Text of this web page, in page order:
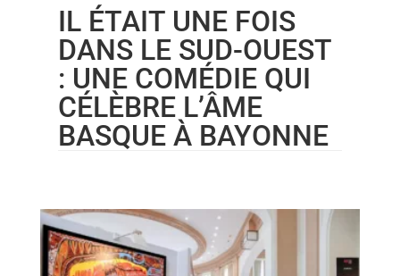
IL ÉTAIT UNE FOIS
DANS LE SUD-OUEST
: UNE COMÉDIE QUI
CÉLÈBRE L’ÂME
BASQUE À BAYONNE